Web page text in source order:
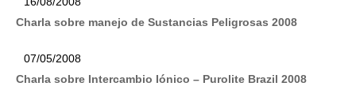
Charla sobre manejo de Sustancias Peligrosas 2008
07/05/2008
Charla sobre Intercambio Iónico – Purolite Brazil 2008